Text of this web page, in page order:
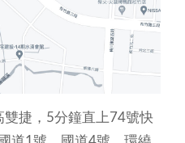
雙捷，5分鐘直上74號快